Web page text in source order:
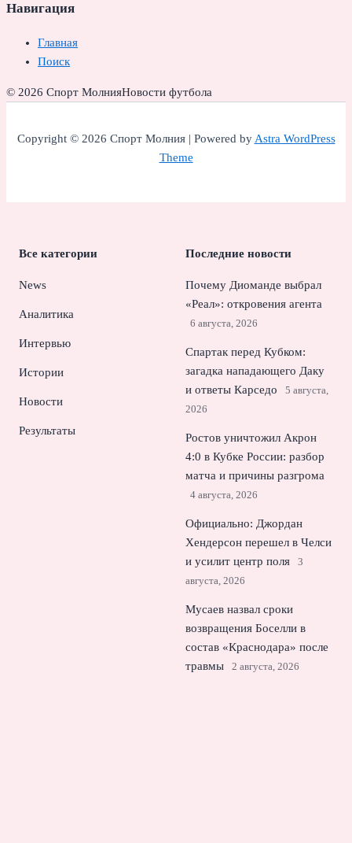
Навигация
Главная
Поиск
© 2026 Спорт МолнияНовости футбола
Copyright © 2026 Спорт Молния | Powered byAstra WordPress
Theme
Все категории
News
Аналитика
Интервью
Истории
Новости
Результаты
Последние новости
Почему Диоманде выбрал
«Реал»: откровения агента
6 августа, 2026
Спартак перед Кубком:
загадка нападающего Даку
и ответы Карседо
5 августа,
2026
Ростов уничтожил Акрон
4:0 в Кубке России: разбор
матча и причины разгрома
4 августа, 2026
Официально: Джордан
Хендерсон перешел в Челси
и усилит центр поля
3
августа, 2026
Мусаев назвал сроки
возвращения Боселли в
состав «Краснодара» после
травмы
2 августа, 2026